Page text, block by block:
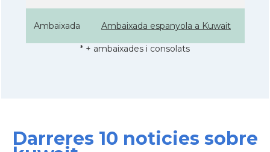
Ambaixada Ambaixada espanyola a Kuwait
* + ambaixades i consolats
Darreres 10 noticies sobre